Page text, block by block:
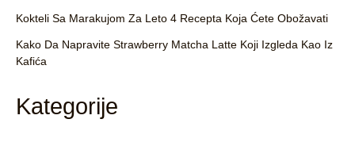
Kokteli Sa Marakujom Za Leto 4 Recepta Koja Ćete Obožavati
Kako Da Napravite Strawberry Matcha Latte Koji Izgleda Kao Iz
Kafića
Kategorije